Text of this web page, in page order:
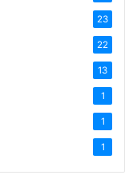
23
22
13
1
1
1